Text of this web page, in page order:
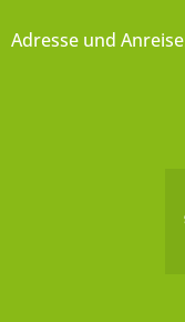
Adresse und Anreise